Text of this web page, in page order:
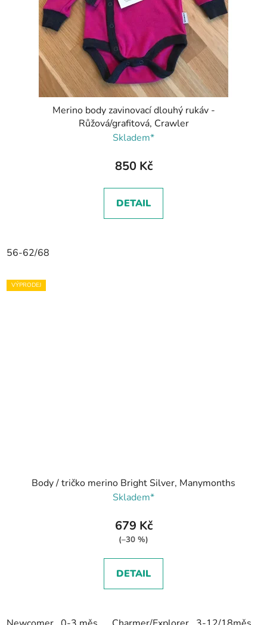
Merino body zavinovací dlouhý rukáv -
Růžová/grafitová, Crawler
Skladem*
850 Kč
DETAIL
56-62/68
VÝPRODEJ
Body / tričko merino Bright Silver, Manymonths
Skladem*
679 Kč
(–30 %)
DETAIL